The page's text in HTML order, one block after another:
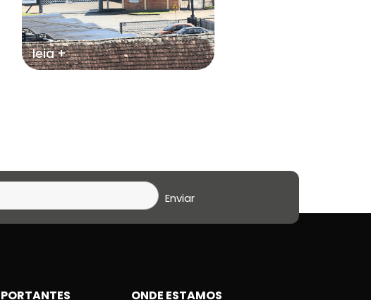
leia +
ONDE ESTAMOS